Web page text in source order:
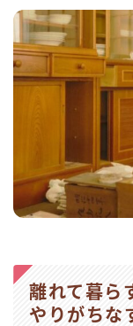
離れて暮ら
やりがちな